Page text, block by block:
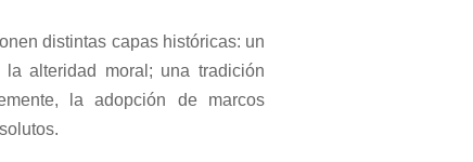
distintas capas históricas: un
alteridad moral; una tradición
la adopción de marcos